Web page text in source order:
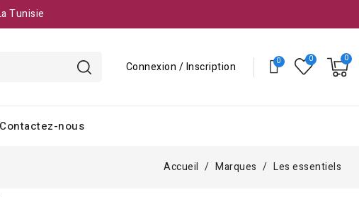
Tunisie
Connexion / Inscription
Contactez-nous
Accueil Marques Les essentiels